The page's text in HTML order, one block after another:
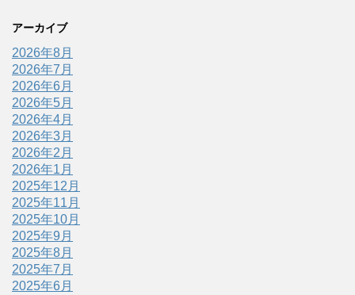
アーカイブ
2026年8月
2026年7月
2026年6月
2026年5月
2026年4月
2026年3月
2026年2月
2026年1月
2025年12月
2025年11月
2025年10月
2025年9月
2025年8月
2025年7月
2025年6月